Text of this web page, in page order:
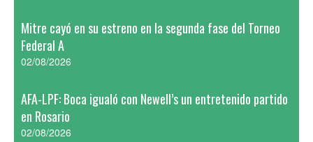
Mitre cayó en su estreno en la segunda fase del Torneo
Federal A
02/08/2026
AFA-LPF: Boca igualó con Newell’s un entretenido partido
en Rosario
02/08/2026